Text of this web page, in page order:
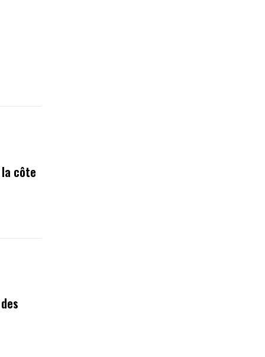
la côte